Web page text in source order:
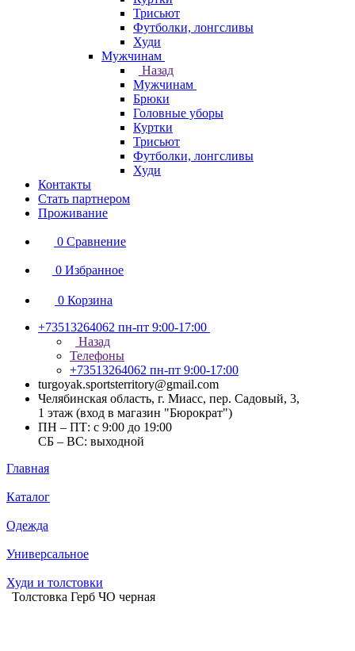
Трисьют
Футболки, лонгсливы
Худи
Мужчинам
Назад
Мужчинам
Брюки
Головные уборы
Куртки
Трисьют
Футболки, лонгсливы
Худи
Контакты
Стать партнером
Проживание
0 Сравнение
0 Избранное
0 Корзина
+73513264062 пн-пт 9:00-17:00
Назад
Телефоны
+73513264062 пн-пт 9:00-17:00
turgoyak.sportsterritory@gmail.com
Челябинская область, г. Миасс, пер. Садовый, 3,
1 этаж (вход в магазин "Бюрократ")
ПН – ПТ: с 9:00 до 19:00
СБ – ВС: выходной
Главная
Каталог
Одежда
Универсальное
Худи и толстовки
Толстовка Герб ЧО черная